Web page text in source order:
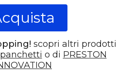
scopri altri prodotti
panchetti o di PRESTON